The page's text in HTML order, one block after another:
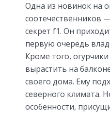
Одна из новинок на
соотечественников
секрет f1. Он
первую очередь
Кроме того,
вырастить на
своего дома. Ему
северного климата.
особенности,